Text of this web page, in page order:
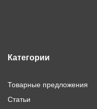
Категории
Товарные предложения
Статьи